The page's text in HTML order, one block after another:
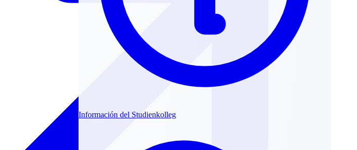
Información del Studienkolleg